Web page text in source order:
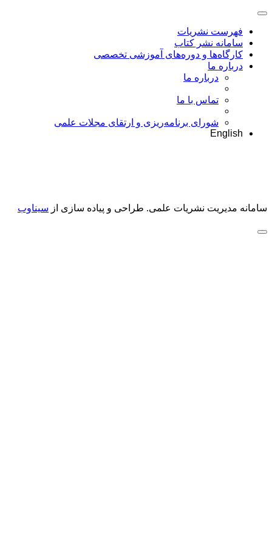
فهرست نشریات
سامانه نشر کتاب
کارگاه‌ها و دوره‌های آموزشی تخصصی
درباره ما
درباره ما
تماس با ما
شورای برنامه‌ریزی و ارتقای مجلات علمی
English
سامانه مدیریت نشریات علمی. طراحی و پیاده سازی از سیناوب